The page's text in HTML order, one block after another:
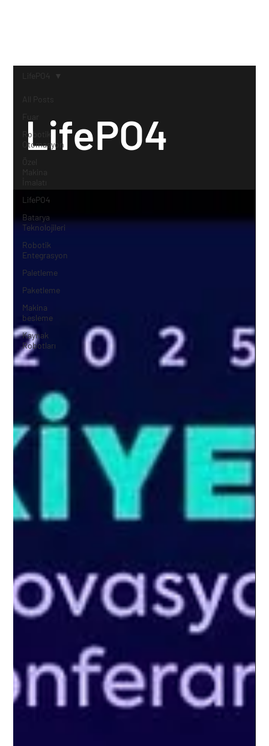
All Posts
Fuar
Robotik
Otomasyon
Özel
Makina
İmalatı
LifePO4
Batarya
Teknolojileri
Robotik
Entegrasyon
Paletleme
Paketleme
Makina
besleme
Kaynak
Robotları
LifePO4
LifePO4